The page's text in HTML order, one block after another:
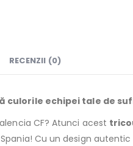
RECENZII (0)
culorile echipei tale de
CF? Atunci acest
Cu un design